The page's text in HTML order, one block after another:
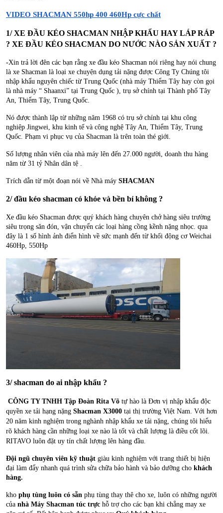
VIDEO SHACMAN 550hp 400 460Hp cực chất
1/ XE ĐẦU KÉO SHACMAN NHẬP KHẨU HAY LÁP RÁP
? XE ĐẦU KÉO SHACMAN DO NƯỚC NÀO SẢN XUẤT ?
-Xin trả lời đên các bạn rằng xe đầu kéo Shacman nói riêng hay nói chung
là xe Shacman là loại xe chuyện dụng tải nặng được Công Ty Chúng tôi
nhập khẩu nguyên chiếc từ Trung Quốc (nhà máy Thiểm Tây hay còn gọi
là nhà máy “ Shaanxi” tại Trung Quốc ), trụ sở chính tại Thành phố Tây
An, Thiểm Tây, Trung Quốc.
Nó được thành lập từ những năm 1968 có trụ sở chính tại khu công
nghiệp Jingwei, khu kinh tế và công nghệ Tây An, Thiểm Tây, Trung
Quốc. Phạm vi phục vụ của Shacman là trên toàn thé giới.
Số lượng nhân viên của nhà máy lên đến 27.000 người, doanh thu hàng
năm từ 31 tỷ Nhân dân tệ .
Trích dẫn từ một đoạn nói về Nhà máy SHACMAN
2/ đầu kéo shacman có khỏe và bền bỉ không ?
Xe đầu kéo Shacman được quý khách hàng chuyên chở hàng siêu trường
siêu trọng săn đón, vận chuyển các loại hàng cồng kềnh nặng nhọc. qua
đây là 1 số hình ảnh điển hình về sức mạnh đến từ khối động cơ Weichai
460Hp, 550Hp
3/ shacman do ai nhập khẩu ?
CÔNG TY TNHH Tập Đoàn Rita Võ tự hào là Đơn vị nhập khẩu độc
quyền xe tải hạng nặng Shacman X3000 tại thị trường Việt Nam. Với hơn
20 năm kinh nghiệm trong nghành nhập khẩu xe tải nặng, chúng tôi hiểu
rõ khách hàng cần những loại xe nào là tốt và chất lượng là điều cốt lõi.
RITAVO luôn đặt uy tín chất lượng lên hàng đầu.
Đội ngũ chuyên viên kỹ thuật giàu kinh nghiệm với trang thiết bị hiện
đại làm đẩy nhanh quá trình sửa chữa bảo hành và bảo dưỡng cho khách
hàng.
kho phụ tùng luôn có sẵn phụ tùng thay thê cho xe, luôn có những người
của nhà Máy Shacman túc trực hỗ trợ cho các bạn khi chẳng may xe